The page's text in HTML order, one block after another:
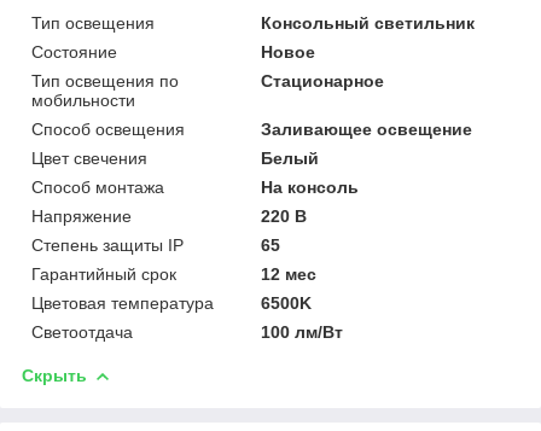
Тип освещения
Консольный светильник
Состояние
Новое
Тип освещения по
мобильности
Стационарное
Способ освещения
Заливающее освещение
Цвет свечения
Белый
Способ монтажа
На консоль
Напряжение
220 В
Степень защиты IP
65
Гарантийный срок
12 мес
Цветовая температура
6500K
Светоотдача
100 лм/Вт
Скрыть